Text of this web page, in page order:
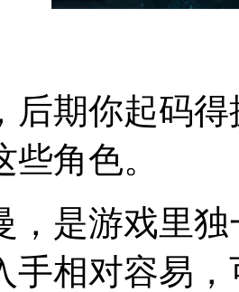
后期你起码
角色。
，是游戏里
手相对容易